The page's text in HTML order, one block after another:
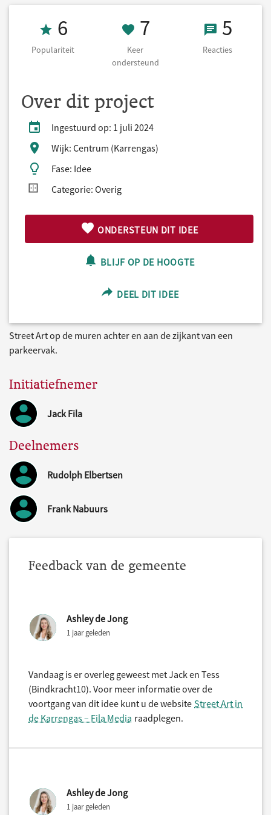
Populariteit 6
6
Populariteit
7 Keer
7
Keer
ondersteund
5 5
Reacties
Over dit project
Ingestuurd op: 1 juli 2024
Wijk: Centrum (Karrengas)
Fase: Idee
Categorie: Overig
ONDERSTEUN DIT IDEE
BLIJF OP DE HOOGTE
DEEL DIT IDEE
Street Art op de muren achter en aan de zijkant van een
parkeervak.
Initiatiefnemer
Jack Fila
Deelnemers
Rudolph Elbertsen
Frank Nabuurs
Feedback van de gemeente
Ashley de Jong
1 jaar geleden
Vandaag is er overleg geweest met Jack en Tess
(Bindkracht10). Voor meer informatie over de
voortgang van dit idee kunt u de website Street Art in
de Karrengas – Fila Media raadplegen.
Ashley de Jong
1 jaar geleden